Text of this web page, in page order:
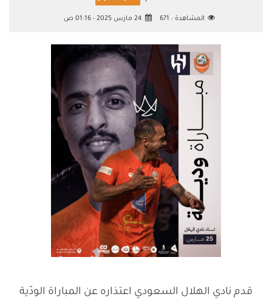
المشاهدة : 671 24 مارس 2025 - 01:16 ص
قدم نادي الهلال السعودي اعتذاره عن المباراة الودّية